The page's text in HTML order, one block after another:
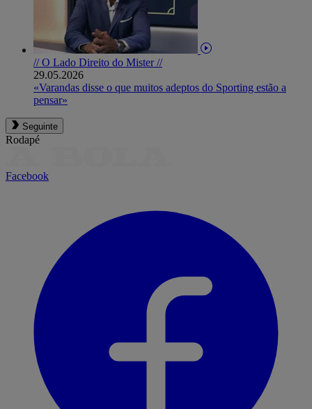
// O Lado Direito do Mister //
29.05.2026
«Varandas disse o que muitos adeptos do Sporting estão a
pensar»
Seguinte
Rodapé
Facebook